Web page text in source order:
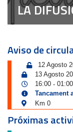
LA
Aviso de
12 Agosto
13 Agosto
16:00 - 01:00
Tancament
Km 0
Próximas